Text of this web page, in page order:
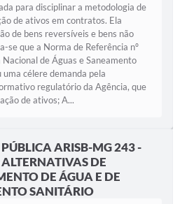
para disciplinar a metodologia de
de ativos em contratos. Ela
de bens reversíveis e bens não
se que a Norma de Referência nº
de Águas e Saneamento
uma célere demanda pela
regulatório da Agência, que
de ativos; A...
ARISB-MG 243 -
DE
DE ÁGUA E DE
SANITÁRIO